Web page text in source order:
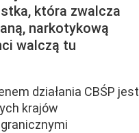
która zwalcza
narkotykową
walczą tu
działania CBŚP jest
krajów